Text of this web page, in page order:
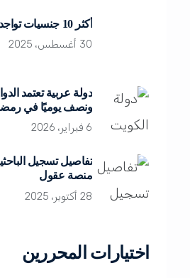
أكثر 10 جنسيات تواجداً في قطر 2025
30 أغسطس، 2025
دولة عربية تعتمد
ونصف يوميًا في
6 فبراير، 2026
تفاصيل تسجيل
منصة عقول
28 أكتوبر، 2025
اختيارات المحررين